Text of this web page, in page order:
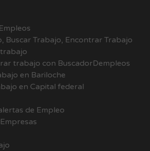
Buscar Trabajo, Encontrar Trabajo
trabajo con BuscadorDempleos
en Bariloche
en Capital federal
de Empleo